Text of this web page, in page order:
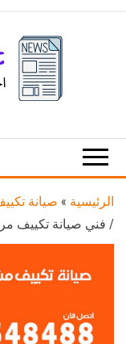
الرئيسية » صيانة
/ فني صيانة تكييف